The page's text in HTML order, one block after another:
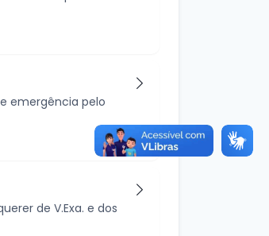
emergência pelo
de V.Exa. e dos